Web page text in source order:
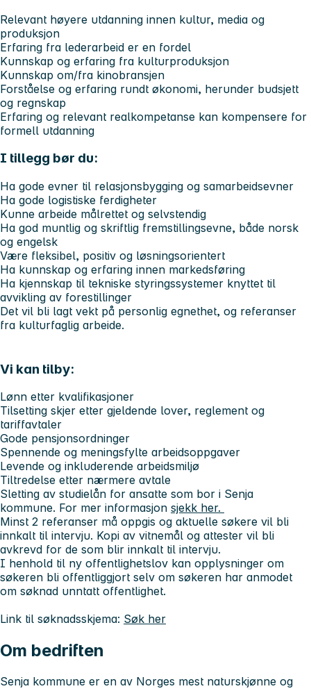
Relevant høyere utdanning innen kultur, media og
produksjon
Erfaring fra lederarbeid er en fordel
Kunnskap og erfaring fra kulturproduksjon
Kunnskap om/fra kinobransjen
Forståelse og erfaring rundt økonomi, herunder budsjett
og regnskap
Erfaring og relevant realkompetanse kan kompensere for
formell utdanning
I tillegg bør du:
Ha gode evner til relasjonsbygging og samarbeidsevner
Ha gode logistiske ferdigheter
Kunne arbeide målrettet og selvstendig
Ha god muntlig og skriftlig fremstillingsevne, både norsk
og engelsk
Være fleksibel, positiv og løsningsorientert
Ha kunnskap og erfaring innen markedsføring
Ha kjennskap til tekniske styringssystemer knyttet til
avvikling av forestillinger
Det vil bli lagt vekt på personlig egnethet, og referanser
fra kulturfaglig arbeide.
Vi kan tilby:
Lønn etter kvalifikasjoner
Tilsetting skjer etter gjeldende lover, reglement og
tariffavtaler
Gode pensjonsordninger
Spennende og meningsfylte arbeidsoppgaver
Levende og inkluderende arbeidsmiljø
Tiltredelse etter nærmere avtale
Sletting av studielån for ansatte som bor i Senja
kommune. For mer informasjon sjekk her.
Minst 2 referanser må oppgis og aktuelle søkere vil bli
innkalt til intervju. Kopi av vitnemål og attester vil bli
avkrevd for de som blir innkalt til intervju.
I henhold til ny offentlighetslov kan opplysninger om
søkeren bli offentliggjort selv om søkeren har anmodet
om søknad unntatt offentlighet.
Link til søknadsskjema: Søk her
Om bedriften
Senja kommune er en av Norges mest naturskjønne og